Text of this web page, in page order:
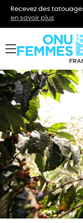
Recevez des
en savoir plus
menu